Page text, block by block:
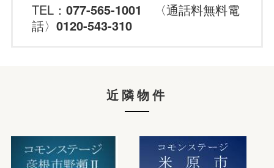
TEL： 077-565-1001 〈通話料無料電
話〉 0120-543-310
近隣物件